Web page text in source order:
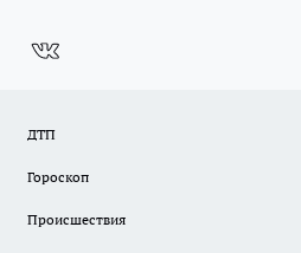
ДТП
Гороскоп
Происшествия